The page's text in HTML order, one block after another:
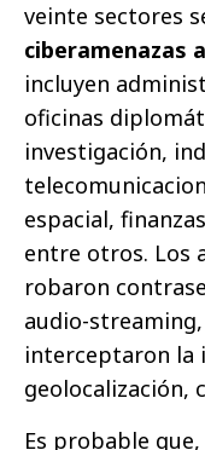
veinte sectores
ciberamenazas
incluyen
oficinas
investigación,
espacial,
entre otros. Los
robaron
audio-
interceptaron la
geolocalización,
Es probable